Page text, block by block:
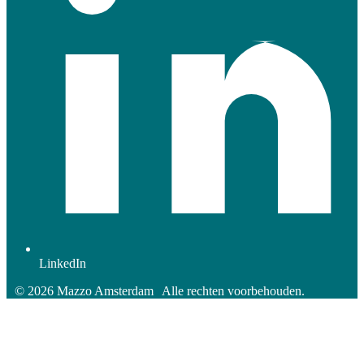
LinkedIn
© 2026 Mazzo Amsterdam
Alle rechten voorbehouden.